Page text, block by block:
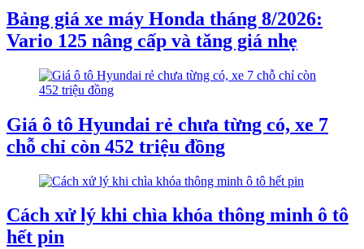
Bảng giá xe máy Honda tháng 8/2026:
Vario 125 nâng cấp và tăng giá nhẹ
Giá ô tô Hyundai rẻ chưa từng có, xe 7
chỗ chỉ còn 452 triệu đồng
Cách xử lý khi chìa khóa thông minh ô tô
hết pin